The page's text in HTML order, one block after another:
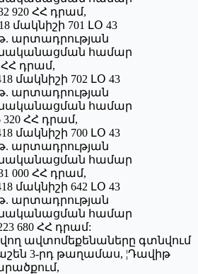
920 ՀՀ դրամ,
մակնիշի 701 ԼՕ 43
արտադրության
համար
ՀՀ դրամ,
մակնիշի 702 ԼՕ 43
արտադրության
համար
320 ՀՀ դրամ,
մակնիշի 700 ԼՕ 43
արտադրության
համար
000 ՀՀ դրամ,
մակնիշի 642 ԼՕ 43
արտադրության
համար
223 680 ՀՀ դրամ:
ավտոմեքենաները գտնվում
3-րդ թաղամաս, ¦Դավիթ